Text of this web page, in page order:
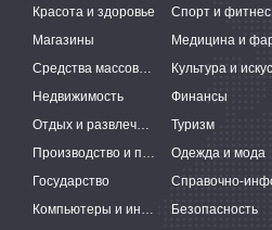
Красота и здоровье
Спорт и фитнес
Магазины
Средства массовой информации
Недвижимость
Финансы
Отдых и развлечения
Туризм
Производство и поставки
Одежда и мода
Государство
Компьютеры и интернет
Безопасность